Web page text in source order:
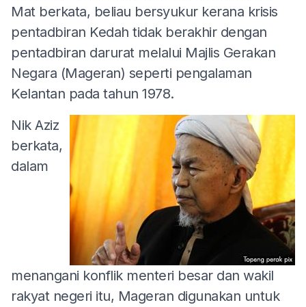
Mat berkata, beliau bersyukur kerana krisis
pentadbiran Kedah tidak berakhir dengan
pentadbiran darurat melalui Majlis Gerakan
Negara (Mageran) seperti pengalaman
Kelantan pada tahun 1978.
Nik Aziz
berkata,
dalam
menangani konflik menteri besar dan wakil
rakyat negeri itu, Mageran digunakan untuk